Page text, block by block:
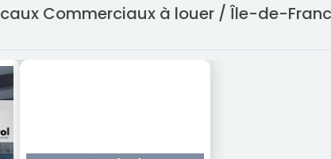
Commerciaux à louer / Île-de-